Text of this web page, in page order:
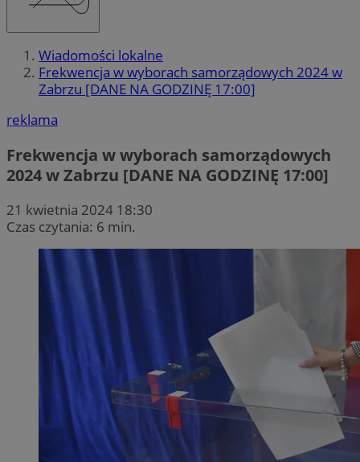
Wiadomości lokalne
Frekwencja w wyborach samorządowych 2024 w
Zabrzu [DANE NA GODZINĘ 17:00]
reklama
Frekwencja w wyborach samorządowych
2024 w Zabrzu [DANE NA GODZINĘ 17:00]
21 kwietnia 2024 18:30
Czas czytania: 6 min.